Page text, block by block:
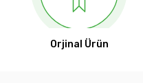
Orjinal Ürün